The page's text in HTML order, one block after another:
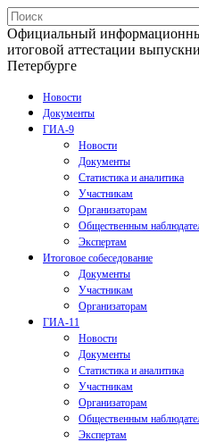
Официальный
итоговой аттестации
Петербурге
Новости
Документы
ГИА-9
Новости
Документы
Статистика и аналитика
Участникам
Организаторам
Общественным
Экспертам
Итоговое собеседование
Документы
Участникам
Организаторам
ГИА-11
Новости
Документы
Статистика и аналитика
Участникам
Организаторам
Общественным
Экспертам